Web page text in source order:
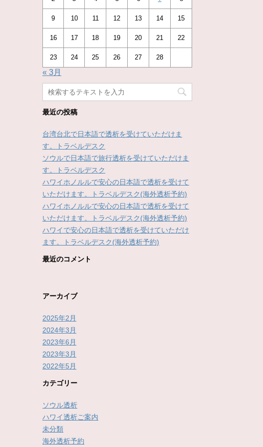
9 10 11 12 13 14 15
16 17 18 19 20 21 22
23 24 25 26 27 28
« 3月
最近の投稿
台湾台北で日本語で透析を受けていただけま
す。トラベルデスク
ソウルで日本語で旅行透析を受けていただけま
す。トラベルデスク
ハワイホノルルで安心の日本語で透析を受けて
いただけます。トラベルデスク(海外透析予約)
ハワイホノルルで安心の日本語で透析を受けて
いただけます。トラベルデスク(海外透析予約)
ハワイで安心の日本語で透析を受けていただけ
ます。トラベルデスク(海外透析予約)
最近のコメント
アーカイブ
2025年2月
2024年3月
2023年6月
2023年3月
2022年5月
カテゴリー
ソウル透析
ハワイ透析ご案内
未分類
海外透析予約